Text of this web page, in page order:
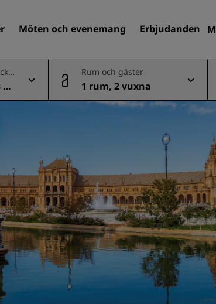
Möten och evenemang Erbjudanden
Sök efter hotell
Servicelägenheter
Flygplatshotell
Nya och kommande hotell
Möten och evenemang
Upptäck Radisson
Boka en möteslokal
Begär en offert
Evenemangsdestinationer
Rum och gäster
1 rum, 2 vuxna